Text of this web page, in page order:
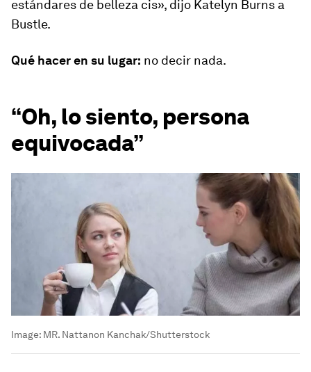
estándares de belleza cis», dijo Katelyn Burns a
Bustle.
Qué hacer en su lugar: no decir nada.
“Oh, lo siento, persona
equivocada”
Image: MR. Nattanon Kanchak/Shutterstock